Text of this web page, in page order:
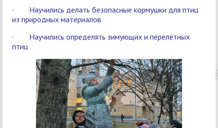
· Научились делать безопасные кормушки для птиц
из природных материалов
· Научились определять зимующих и перелётных
птиц